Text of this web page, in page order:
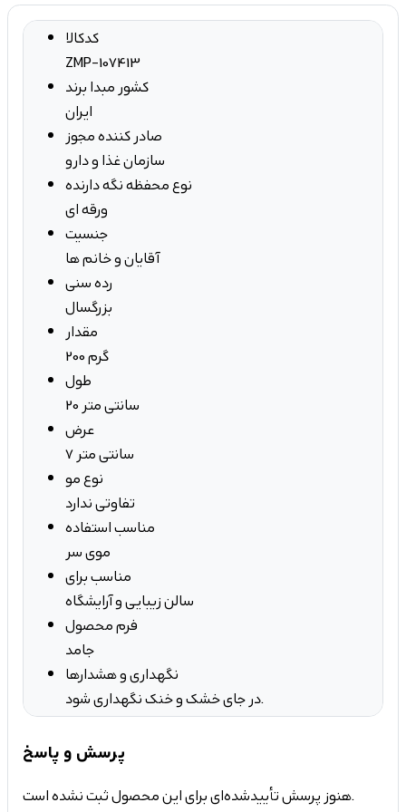
کدکالا
ZMP-107413
کشور مبدا برند
ایران
صادر کننده مجوز
سازمان غذا و دارو
نوع محفظه نگه دارنده
ورقه ای
جنسیت
آقایان و خانم ها
رده سنی
بزرگسال
مقدار
200 گرم
طول
20 سانتی متر
عرض
7 سانتی متر
نوع مو
تفاوتی ندارد
مناسب استفاده
موی سر
مناسب برای
سالن زیبایی و آرایشگاه
فرم محصول
جامد
نگهداری و هشدارها
در جای خشک و خنک نگهداری شود.
پرسش و پاسخ
هنوز پرسش تأییدشده‌ای برای این محصول ثبت نشده است.